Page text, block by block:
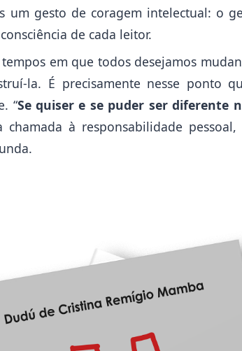
um gesto de coragem intelectual: o
de cada leitor.
em que todos desejamos
la. É precisamente nesse ponto
“Se quiser e se puder ser diferente
chamada à responsabilidade